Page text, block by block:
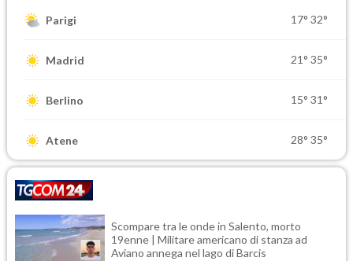
Parigi 17° 32°
Madrid 21° 35°
Berlino 15° 31°
Atene 28° 35°
Scompare tra le onde in Salento, morto
19enne | Militare americano di stanza ad
Aviano annega nel lago di Barcis